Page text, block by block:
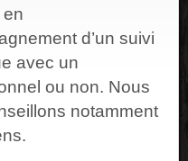
en
d’un suivi
avec un
ou non. Nous
notamment